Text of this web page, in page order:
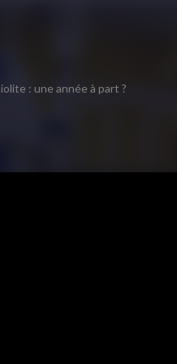
: une année à part ?